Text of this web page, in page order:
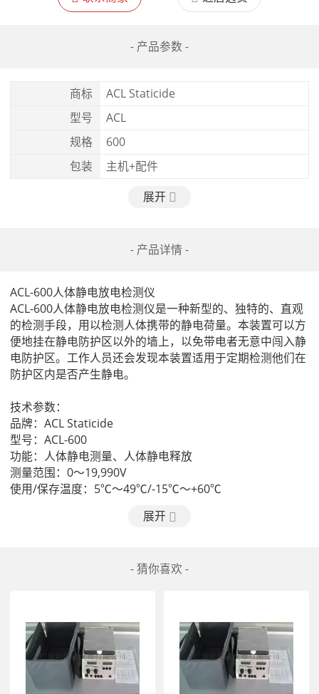
- 产品参数 -
商标
ACL Staticide
型号
ACL
规格
600
包装
主机+配件
展开
- 产品详情 -
ACL-600人体静电放电检测仪
ACL-600人体静电放电检测仪是一种新型的、独特的、直观
的检测手段，用以检测人体携带的静电荷量。本装置可以方
便地挂在静电防护区以外的墙上，以免带电者无意中闯入静
电防护区。工作人员还会发现本装置适用于定期检测他们在
防护区内是否产生静电。
技术参数：
品牌：ACL Staticide
型号：ACL-600
功能：人体静电测量、人体静电释放
测量范围：0～19,990V
使用/保存温度：5℃～49℃/-15℃～+60℃
电源：9V直流电或镍镉充电电池或交流变压器，在美国及海
正证书
概述：
ACL-600静电放电检测仪是一种新型的、独特的、直观的检
测手段，用以检测人体携带的静电荷量。本装置可以方便地
展开
- 猜你喜欢 -